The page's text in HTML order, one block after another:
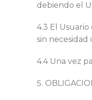
debiendo el
4.3 El
sin
4.4 Una vez